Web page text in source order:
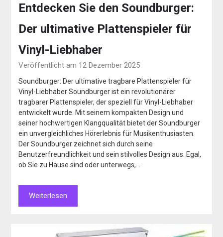
Entdecken Sie den Soundburger:
Der ultimative Plattenspieler für
Vinyl-Liebhaber
Veröffentlicht am 12 Dezember 2025
Soundburger: Der ultimative tragbare Plattenspieler für
Vinyl-Liebhaber Soundburger ist ein revolutionärer
tragbarer Plattenspieler, der speziell für Vinyl-Liebhaber
entwickelt wurde. Mit seinem kompakten Design und
seiner hochwertigen Klangqualität bietet der Soundburger
ein unvergleichliches Hörerlebnis für Musikenthusiasten.
Der Soundburger zeichnet sich durch seine
Benutzerfreundlichkeit und sein stilvolles Design aus. Egal,
ob Sie zu Hause sind oder unterwegs,…
Weiterlesen